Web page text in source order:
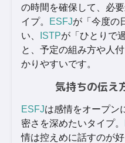
の時間を確保して、必
イプ。
ESFJが「今度の
い、
ISTPが「ひとりで
と、予定の組み方や人
かりやすいです。
気持ちの伝え
ESFJは感情をオープン
密さを深めたいタイプ。
情は控えめに話すのが好